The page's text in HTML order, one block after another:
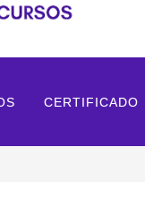
CERTIFICADO